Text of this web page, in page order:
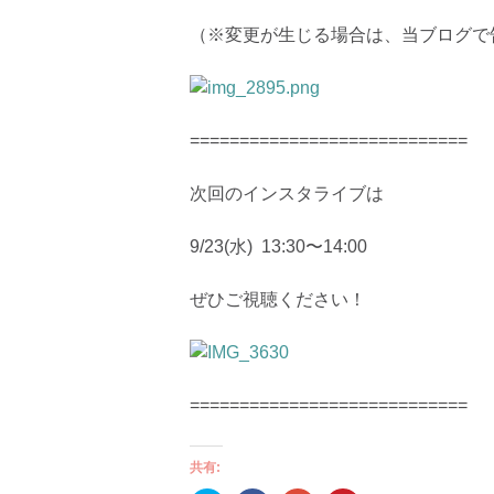
（※変更が生じる場合は、当ブログで
============================
次回のインスタライブは
9/23(水) 13:30〜14:00
ぜひご視聴ください！
============================
共有: